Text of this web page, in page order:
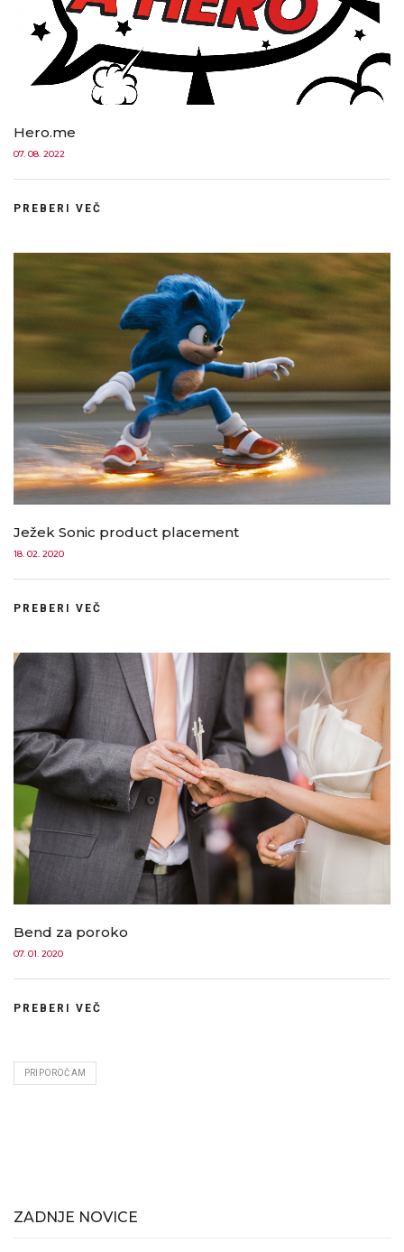
Hero.me
07. 08. 2022
PREBERI VEČ
Ježek Sonic product placement
18. 02. 2020
PREBERI VEČ
Bend za poroko
07. 01. 2020
PREBERI VEČ
PRIPOROČAM
ZADNJE NOVICE